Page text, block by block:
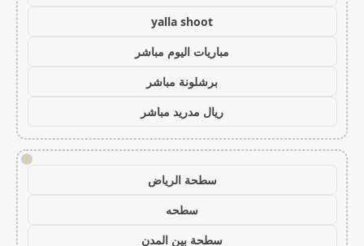
yalla shoot
مباريات اليوم مباشر
برشلونة مباشر
ريال مدريد مباشر
!
سطحة الرياض
سطحه
سطحة بين المدن